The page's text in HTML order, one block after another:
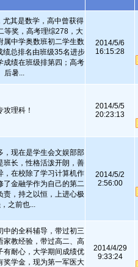
尤其是数学，高中曾获得
等奖，高考理综278，大
属中学奥数班初二学生数
绩总排名由班级35名进步
成绩在班级排第四；高考
后暑...
2014/5/6
16:15:28
攻理科！
2014/5/5
20:23:13
，现在是学生会文娱部部
班长，性格活泼开朗，善
，在校除了学习计算机作
了金融学作为自己的第二
责，持之以恒，上进心极
之前也...
2014/5/2
2:56:00
中的全科辅导，带过初三
家教经验，带过高二、高
有耐心，大学期间成绩优
奖学金，现为第一军医大
2014/4/29
9:33:24